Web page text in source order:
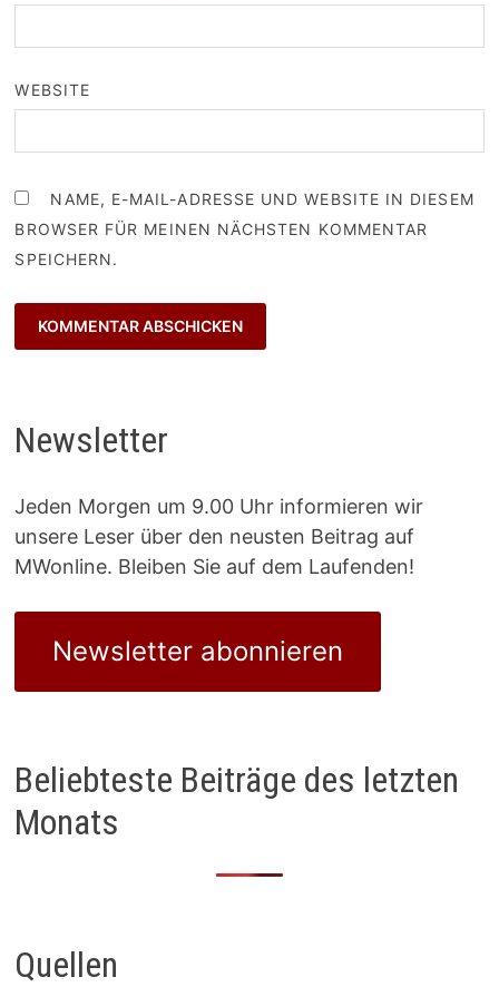
WEBSITE
NAME, E-MAIL-ADRESSE UND WEBSITE IN DIESEM
BROWSER FÜR MEINEN NÄCHSTEN KOMMENTAR
SPEICHERN.
Newsletter
Jeden Morgen um 9.00 Uhr informieren wir
unsere Leser über den neusten Beitrag auf
MWonline. Bleiben Sie auf dem Laufenden!
Newsletter abonnieren
Beliebteste Beiträge des letzten
Monats
Quellen